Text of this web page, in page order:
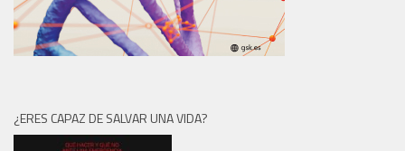
¿ERES CAPAZ DE SALVAR UNA VIDA?